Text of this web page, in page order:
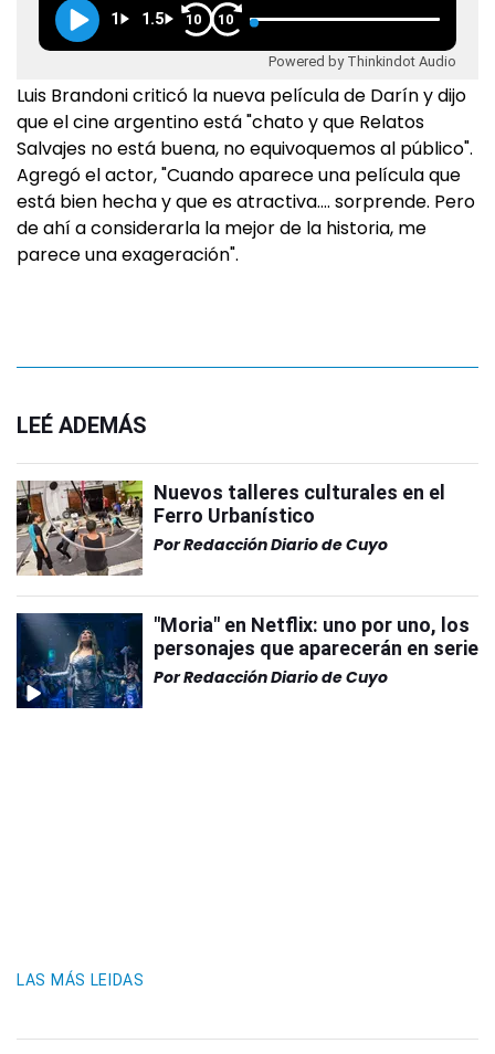
1 1.5 10 10
Powered by Thinkindot Audio
Luis Brandoni criticó la nueva película de Darín y dijo
que el cine argentino está "chato y que Relatos
Salvajes no está buena, no equivoquemos al público".
Agregó el actor, "Cuando aparece una película que
está bien hecha y que es atractiva…. sorprende. Pero
de ahí a considerarla la mejor de la historia, me
parece una exageración".
LEÉ ADEMÁS
Nuevos talleres culturales en el
Ferro Urbanístico
PorRedacción Diario de Cuyo
"Moria" en Netflix: uno por uno, los
personajes que aparecerán en serie
PorRedacción Diario de Cuyo
LAS MÁS LEIDAS